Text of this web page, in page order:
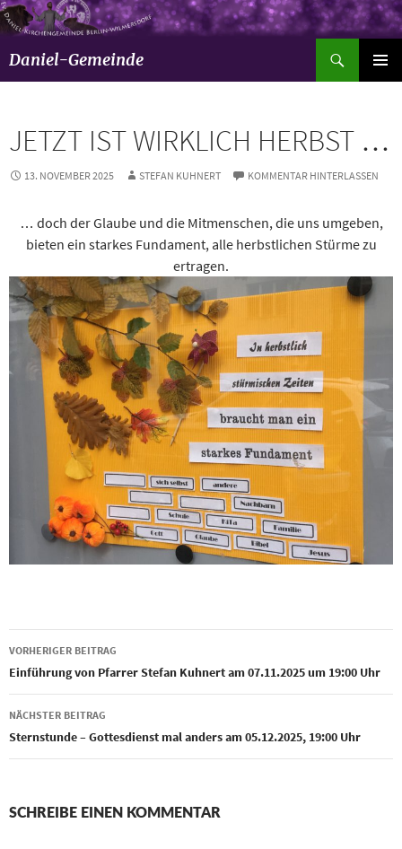
Daniel-Gemeinde
JETZT IST WIRKLICH HERBST …
13. NOVEMBER 2025 STEFAN KUHNERT KOMMENTAR HINTERLASSEN
… doch der Glaube und die Mitmenschen, die uns umgeben,
bieten ein starkes Fundament, alle herbstlichen Stürme zu
ertragen.
Beitragsnavigation
VORHERIGER BEITRAG
Einführung von Pfarrer Stefan Kuhnert am 07.11.2025 um 19:00 Uhr
NÄCHSTER BEITRAG
Sternstunde – Gottesdienst mal anders am 05.12.2025, 19:00 Uhr
SCHREIBE EINEN KOMMENTAR